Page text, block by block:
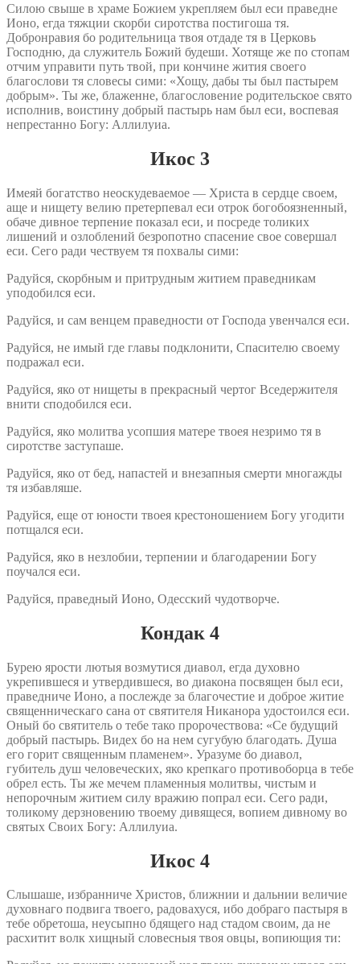
Силою свыше в храме Божием укрепляем был еси праведне
Ионо, егда тяжции скорби сиротства постигоша тя.
Добронравия бо родительница твоя отдаде тя в Церковь
Господню, да служитель Божий будеши. Хотяще же по стопам
отчим управити путь твой, при кончине жития своего
благослови тя словесы сими: «Хощу, дабы ты был пастырем
добрым». Ты же, блаженне, благословение родительское свято
исполнив, воистину добрый пастырь нам был еси, воспевая
непрестанно Богу: Аллилуиа.
Икос 3
Имеяй богатство неоскудеваемое — Христа в сердце своем,
аще и нищету велию претерпевал еси отрок богобоязненный,
обаче дивное терпение показал еси, и посреде толиких
лишений и озлоблений безропотно спасение свое совершал
еси. Сего ради чествуем тя похвалы сими:
Радуйся, скорбным и притрудным житием праведникам
уподобился еси.
Радуйся, и сам венцем праведности от Господа увенчался еси.
Радуйся, не имый где главы подклонити, Спасителю своему
подражал еси.
Радуйся, яко от нищеты в прекрасный чертог Вседержителя
внити сподобился еси.
Радуйся, яко молитва усопшия матере твоея незримо тя в
сиротстве заступаше.
Радуйся, яко от бед, напастей и внезапныя смерти многажды
тя избавляше.
Радуйся, еще от юности твоея крестоношением Богу угодити
потщался еси.
Радуйся, яко в незлобии, терпении и благодарении Богу
поучался еси.
Радуйся, праведный Ионо, Одесский чудотворче.
Кондак 4
Бурею ярости лютыя возмутися диавол, егда духовно
укрепившеся и утвердившеся, во диакона посвящен был еси,
праведниче Ионо, а послежде за благочестие и доброе житие
священническаго сана от святителя Никанора удостоился еси.
Оный бо святитель о тебе тако пророчествова: «Се будущий
добрый пастырь. Видех бо на нем сугубую благодать. Душа
его горит священным пламенем». Уразуме бо диавол,
губитель душ человеческих, яко крепкаго противоборца в тебе
обрел есть. Ты же мечем пламенныя молитвы, чистым и
непорочным житием силу вражию попрал еси. Сего ради,
толикому дерзновению твоему дивящеся, вопием дивному во
святых Своих Богу: Аллилуиа.
Икос 4
Слышаше, избранниче Христов, ближнии и дальнии величие
духовнаго подвига твоего, радовахуся, ибо добраго пастыря в
тебе обретоша, неусыпно бдящего над стадом своим, да не
расхитит волк хищный словесныя твоя овцы, вопиющия ти: